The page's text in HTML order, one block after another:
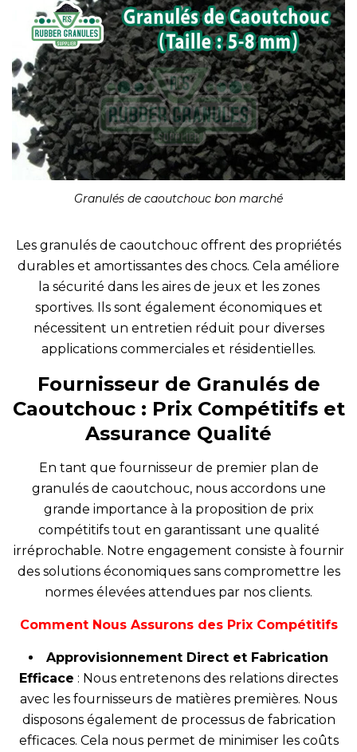
Granulés de caoutchouc bon marché
Les granulés de caoutchouc offrent des propriétés
durables et amortissantes des chocs. Cela améliore
la sécurité dans les aires de jeux et les zones
sportives. Ils sont également économiques et
nécessitent un entretien réduit pour diverses
applications commerciales et résidentielles.
Fournisseur de Granulés de
Caoutchouc : Prix Compétitifs et
Assurance Qualité
En tant que fournisseur de premier plan de
granulés de caoutchouc, nous accordons une
grande importance à la proposition de prix
compétitifs tout en garantissant une qualité
irréprochable. Notre engagement consiste à fournir
des solutions économiques sans compromettre les
normes élevées attendues par nos clients.
Comment Nous Assurons des Prix Compétitifs
Approvisionnement Direct et Fabrication
Efficace : Nous entretenons des relations directes
avec les fournisseurs de matières premières. Nous
disposons également de processus de fabrication
efficaces. Cela nous permet de minimiser les coûts